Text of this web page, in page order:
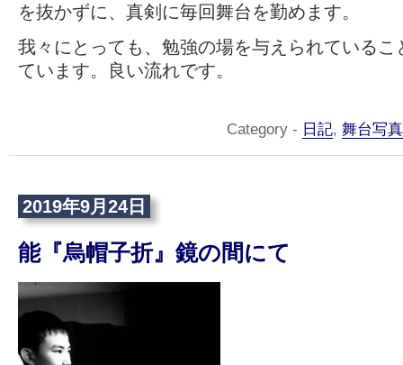
を抜かずに、真剣に毎回舞台を勤めます。
我々にとっても、勉強の場を与えられているこ
ています。良い流れです。
Category - 日記, 舞台写真
2019年9月24日
能『烏帽子折』鏡の間にて